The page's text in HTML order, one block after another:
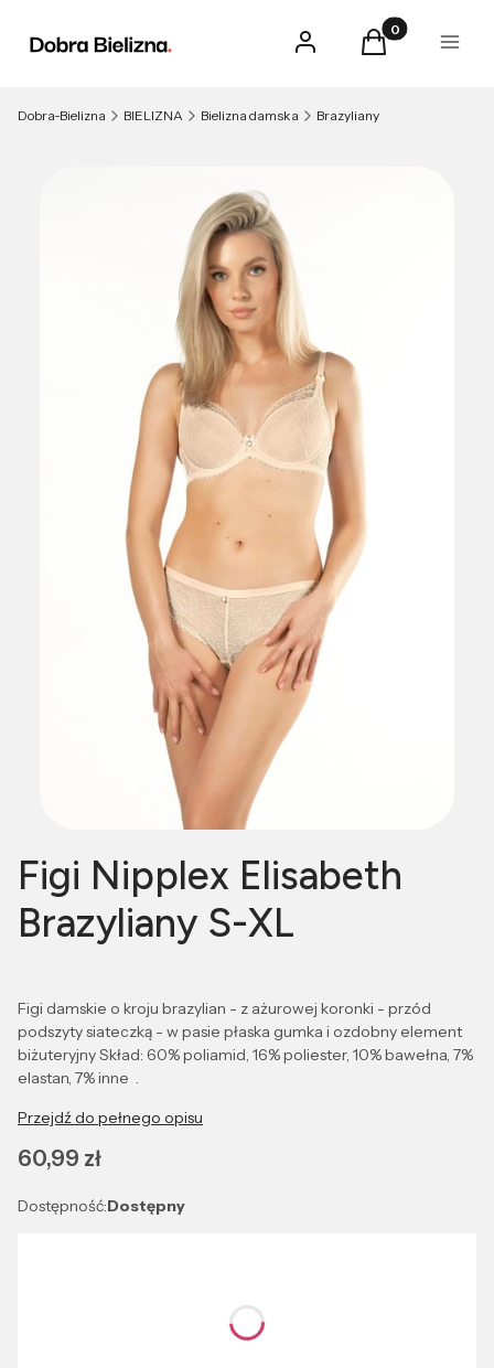
Zaloguj sięProdukty w
Koszyk Menu
Dobra-Bielizna BIELIZNA Bielizna damska Brazyliany
Figi Nipplex Elisabeth
Brazyliany S-XL
Figi damskie o kroju brazylian - z ażurowej koronki - przód
podszyty siateczką - w pasie płaska gumka i ozdobny element
biżuteryjny Skład: 60% poliamid, 16% poliester, 10% bawełna, 7%
elastan, 7% inne .
Przejdź do pełnego opisu
Cena
60,99 zł
Dostępność:Dostępny